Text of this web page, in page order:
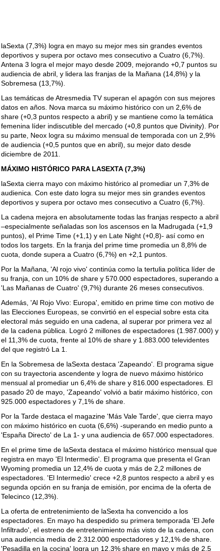
laSexta (7,3%) logra en mayo su mejor mes sin grandes eventos
deportivos y supera por octavo mes consecutivo a Cuatro (6,7%).
Antena 3 logra el mejor mayo desde 2009, mejorando +0,7 puntos su
audiencia de abril, y lidera las franjas de la Mañana (14,8%) y la
Sobremesa (13,7%).
Las temáticas de Atresmedia TV superan el apagón con sus mejores
datos en años. Nova marca su máximo histórico con un 2,6% de
share (+0,3 puntos respecto a abril) y se mantiene como la temática
femenina líder indiscutible del mercado (+0,8 puntos que Divinity). Por
su parte, Neox logra su máximo mensual de temporada con un 2,9%
de audiencia (+0,5 puntos que en abril), su mejor dato desde
diciembre de 2011.
MÁXIMO HISTÓRICO PARA LASEXTA (7,3%)
laSexta cierra mayo con máximo histórico al promediar un 7,3% de
audienica. Con este dato logra su mejor mes sin grandes eventos
deportivos y supera por octavo mes consecutivo a Cuatro (6,7%).
La cadena mejora en absolutamente todas las franjas respecto a abril
–especialmente señaladas son los ascensos en la Madrugada (+1,9
puntos), el Prime Time (+1,1) y en Late Night (+0,8)- así como en
todos los targets. En la franja del prime time promedia un 8,8% de
cuota, donde supera a Cuatro (6,7%) en +2,1 puntos.
Por la Mañana, 'Al rojo vivo' continúa como la tertulia política líder de
su franja, con un 10% de share y 570.000 espectadores, superando a
'Las Mañanas de Cuatro' (9,7%) durante 26 meses consecutivos.
Además, 'Al Rojo Vivo: Europa', emitido en prime time con motivo de
las Elecciones Europeas, se convirtió en el especial sobre esta cita
electoral más seguido en una cadena, al superar por primera vez al
de la cadena pública. Logró 2 millones de espectadores (1.987.000) y
el 11,3% de cuota, frente al 10% de share y 1.883.000 televidentes
del que registró La 1.
En la Sobremesa de laSexta destaca 'Zapeando'. El programa sigue
con su trayectoria ascendente y logra de nuevo máximo histórico
mensual al promediar un 6,4% de share y 816.000 espectadores. El
pasado 20 de mayo, 'Zapeando' volvió a batir máximo histórico, con
925.000 espectadores y 7,1% de share.
Por la Tarde destaca el magazine 'Más Vale Tarde', que cierra mayo
con máximo histórico en cuota (6,6%) -superando en medio punto a
'España Directo' de La 1- y una audiencia de 657.000 espectadores.
En el prime time de laSexta destaca el máximo histórico mensual que
registra en mayo 'El Intermedio'. El programa que presenta el Gran
Wyoming promedia un 12,4% de cuota y más de 2,2 millones de
espectadores. 'El Intermedio' crece +2,8 puntos respecto a abril y es
segunda opción en su franja de emisión, por encima de la oferta de
Telecinco (12,3%).
La oferta de entretenimiento de laSexta ha convencido a los
espectadores. En mayo ha despedido su primera temporada 'El Jefe
Infiltrado', el estreno de entretenimiento más visto de la cadena, con
una audiencia media de 2.312.000 espectadores y 12,1% de share.
'Pesadilla en la cocina' logra un 12,3% share en mayo y más de 2,5